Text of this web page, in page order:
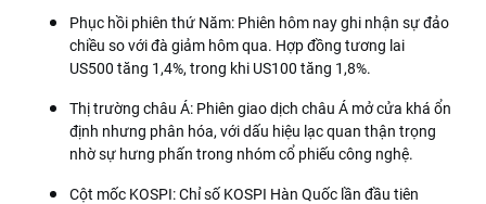
Phục hồi phiên thứ Năm: Phiên hôm nay ghi nhận sự đảo
chiều so với đà giảm hôm qua. Hợp đồng tương lai
US500 tăng 1,4%, trong khi US100 tăng 1,8%.
Thị trường châu Á: Phiên giao dịch châu Á mở cửa khá ổn
định nhưng phân hóa, với dấu hiệu lạc quan thận trọng
nhờ sự hưng phấn trong nhóm cổ phiếu công nghệ.
Cột mốc KOSPI: Chỉ số KOSPI Hàn Quốc lần đầu tiên